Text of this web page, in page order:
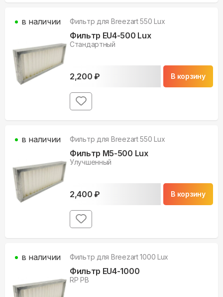
Фильтр для Breezart 550 Lux
Фильтр EU4-500 Lux
Стандартный
2,200 ₽ В корзину
в наличии
Фильтр для Breezart 550 Lux
Фильтр M5-500 Lux
Улучшенный
2,400 ₽ В корзину
в наличии
Фильтр для Breezart 1000 Lux
Фильтр EU4-1000
RP PB
в наличии